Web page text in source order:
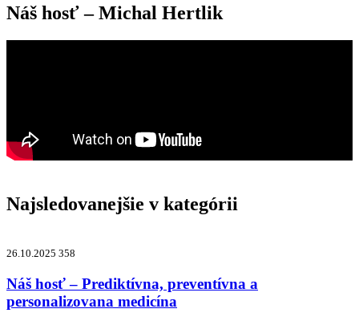
Náš hosť – Michal Hertlik
Najsledovanejšie v kategórii
26.10.2025 358
Náš hosť – Prediktívna, preventívna a
personalizovana medicína